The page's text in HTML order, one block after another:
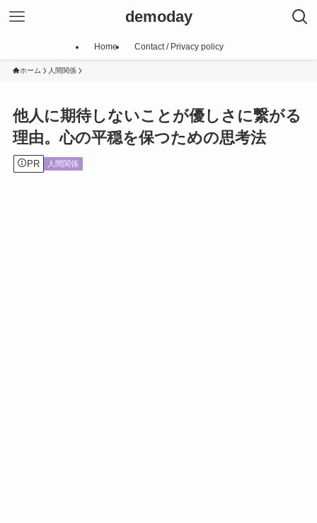
demoday
Home Contact / Privacy policy
ホーム 人間関係
他人に期待しないことが優しさに繋がる
理由。心の平穏を保つための思考法
PR 人間関係